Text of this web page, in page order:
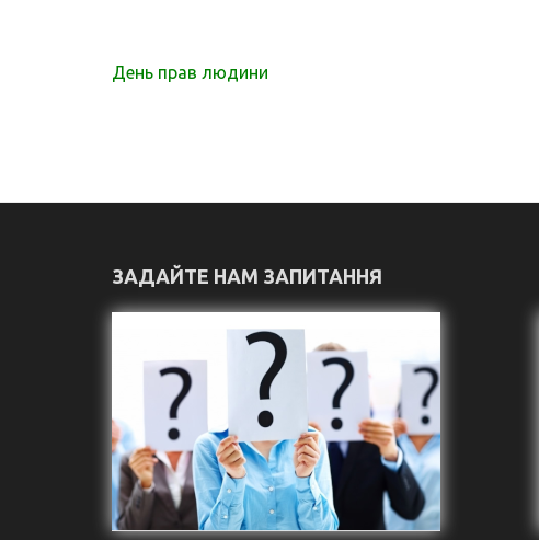
Навігація
День прав людини
ЗАДАЙТЕ НАМ ЗАПИТАННЯ